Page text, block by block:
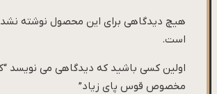
هیچ دیدگاهی برای این محصول نوشته
است.
اولین کسی باشید که دیدگاهی می نویسد
مخصوص قوس پای زیاد”